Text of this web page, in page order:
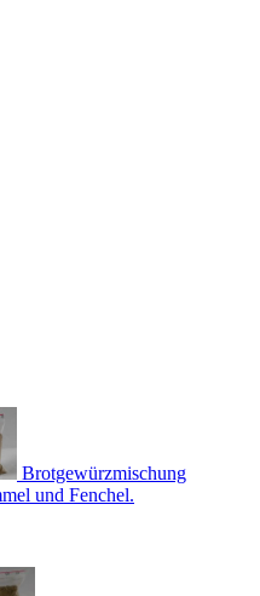
Brotgewürzmischung
und Fenchel.